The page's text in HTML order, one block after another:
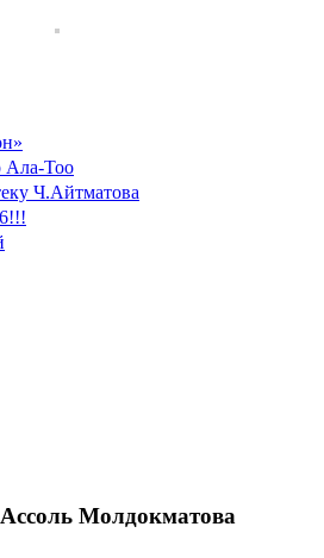
Ала-Тоо
Ч.Айтматова
Молдокматова